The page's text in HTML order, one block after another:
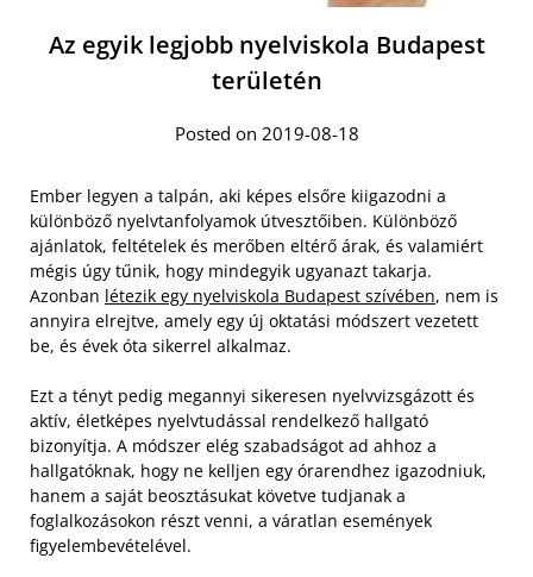
Az egyik legjobb nyelviskola Budapest
területén
Posted on 2019-08-18
Ember legyen a talpán, aki képes elsőre kiigazodni a
különböző nyelvtanfolyamok útvesztőiben. Különböző
ajánlatok, feltételek és merőben eltérő árak, és valamiért
mégis úgy tűnik, hogy mindegyik ugyanazt takarja.
Azonban létezik egy nyelviskola Budapest szívében, nem is
annyira elrejtve, amely egy új oktatási módszert vezetett
be, és évek óta sikerrel alkalmaz.
Ezt a tényt pedig megannyi sikeresen nyelvvizsgázott és
aktív, életképes nyelvtudással rendelkező hallgató
bizonyítja. A módszer elég szabadságot ad ahhoz a
hallgatóknak, hogy ne kelljen egy órarendhez igazodniuk,
hanem a saját beosztásukat követve tudjanak a
foglalkozásokon részt venni, a váratlan események
figyelembevételével.